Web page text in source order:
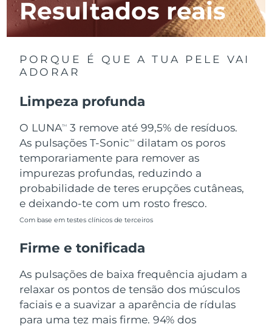
Resultados reais
PORQUE É QUE A TUA PELE VAI
ADORAR
Limpeza profunda
O LUNATM
3 remove até 99,5% de resíduos.
As pulsações T-SonicTM
dilatam os poros
temporariamente para remover as
impurezas profundas, reduzindo a
probabilidade de teres erupções cutâneas,
e deixando-te com um rosto fresco.
Com base em testes clínicos de terceiros
Firme e tonificada
As pulsações de baixa frequência ajudam a
relaxar os pontos de tensão dos músculos
faciais e a suavizar a aparência de rídulas
para uma tez mais firme. 94% dos
Luxemburgo Entrega prevista8/10/26
Macau, RAE da
China
Malta
México Entrega prevista 8/14/26
Mônaco Entrega prevista
Países Baixos Entrega prevista8/10/26
Nova Zelândia
Noruega
Omã Entrega prevista8/13/26
Filipinas Entrega prevista8/13/26